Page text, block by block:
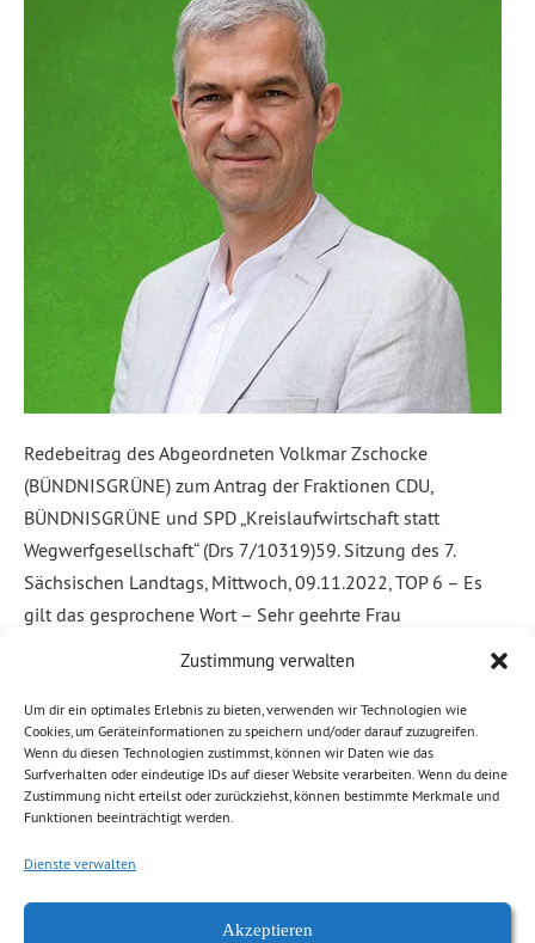
Zustimmung verwalten
Um dir ein optimales Erlebnis zu bieten, verwenden wir Technologien wie
Cookies, um Geräteinformationen zu speichern und/oder darauf zuzugreifen.
Wenn du diesen Technologien zustimmst, können wir Daten wie das
Surfverhalten oder eindeutige IDs auf dieser Website verarbeiten. Wenn du deine
Zustimmung nicht erteilst oder zurückziehst, können bestimmte Merkmale und
Funktionen beeinträchtigt werden.
Dienste verwalten
Akzeptieren
Redebeitrag des Abgeordneten Volkmar Zschocke
(BÜNDNISGRÜNE) zum Antrag der Fraktionen CDU,
BÜNDNISGRÜNE und SPD „Kreislaufwirtschaft statt
Wegwerfgesellschaft“ (Drs 7/10319)59. Sitzung des 7.
Sächsischen Landtags, Mittwoch, 09.11.2022, TOP 6 – Es
gilt das gesprochene Wort – Sehr geehrte Frau
Handwagen und zog damit von Tür zu Tür. Die Leute
wussten, […]
Weiterlesen